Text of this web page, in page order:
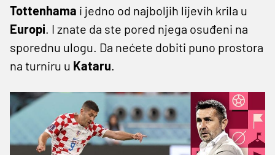
Tottenhama i jedno od najboljih lijevih krila u
Europi. I znate da ste pored njega osuđeni na
sporednu ulogu. Da nećete dobiti puno prostora
na turniru u Kataru.